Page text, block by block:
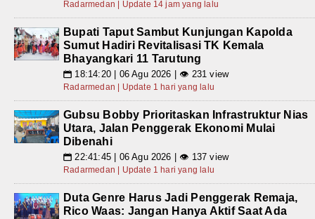
Radarmedan | Update 14 jam yang lalu
Bupati Taput Sambut Kunjungan Kapolda
Sumut Hadiri Revitalisasi TK Kemala
Bhayangkari 11 Tarutung
📅 18:14:20 | 06 Agu 2026 | 👁 231 view
Radarmedan | Update 1 hari yang lalu
Gubsu Bobby Prioritaskan Infrastruktur Nias
Utara, Jalan Penggerak Ekonomi Mulai
Dibenahi
📅 22:41:45 | 06 Agu 2026 | 👁 137 view
Radarmedan | Update 1 hari yang lalu
Duta Genre Harus Jadi Penggerak Remaja,
Rico Waas: Jangan Hanya Aktif Saat Ada